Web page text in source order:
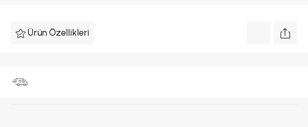
Ürün Özellikleri